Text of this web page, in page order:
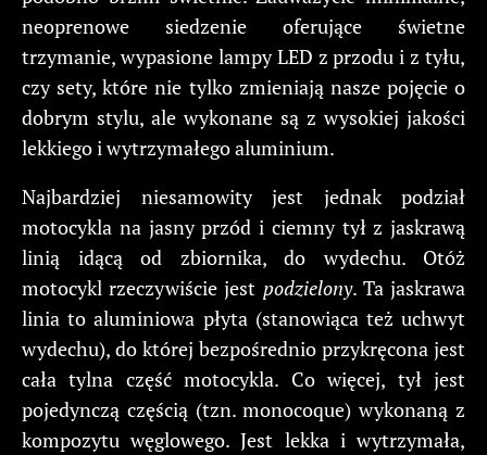
neoprenowe siedzenie oferujące świetne
trzymanie, wypasione lampy LED z przodu i z tyłu,
czy sety, które nie tylko zmieniają nasze pojęcie o
dobrym stylu, ale wykonane są z wysokiej jakości
lekkiego i wytrzymałego aluminium.
Najbardziej niesamowity jest jednak podział
motocykla na jasny przód i ciemny tył z jaskrawą
linią idącą od zbiornika, do wydechu. Otóż
motocykl rzeczywiście jest podzielony. Ta jaskrawa
linia to aluminiowa płyta (stanowiąca też uchwyt
wydechu), do której bezpośrednio przykręcona jest
cała tylna część motocykla. Co więcej, tył jest
pojedynczą częścią (tzn. monocoque) wykonaną z
kompozytu węglowego. Jest lekka i wytrzymała,